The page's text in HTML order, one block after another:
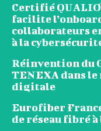
Certifié
facilite
collaborateurs
à la
Réinvention du
TENEXA dans
digitale
Eurofiber France
de réseau fibré